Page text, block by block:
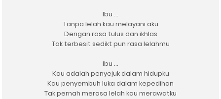
Ibu …
Tanpa lelah kau melayani aku
Dengan rasa tulus dan ikhlas
Tak terbesit sedikt pun rasa lelahmu
Ibu …
Kau adalah penyejuk dalam hidupku
Kau penyembuh luka dalam kepedihan
Tak pernah merasa lelah kau merawatku